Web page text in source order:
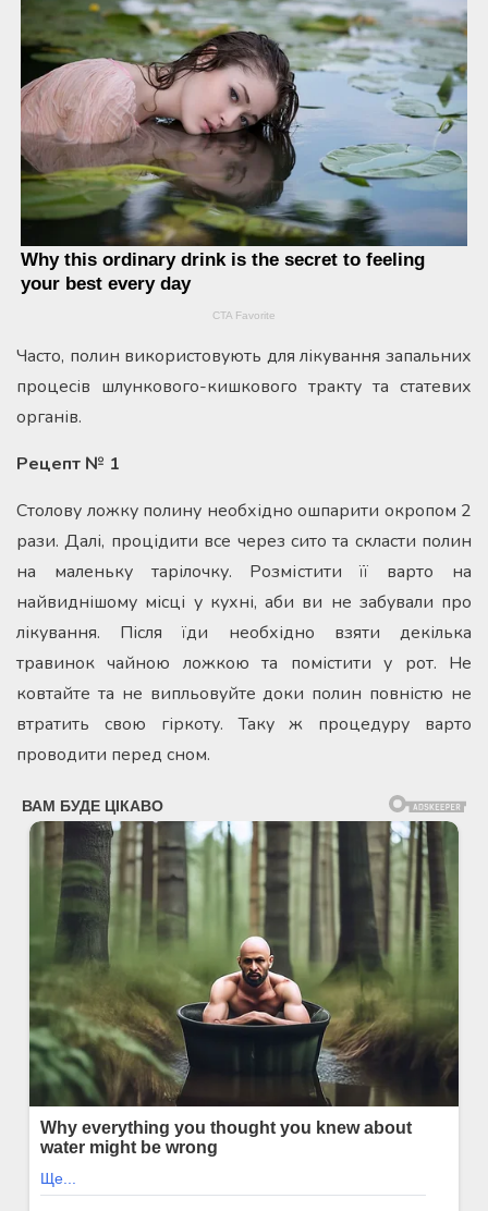
Часто, полин використовують для лікування запальних
процесів шлункового-кишкового тракту та статевих
органів.
Рецепт № 1
Столову ложку полину необхідно ошпарити окропом 2
рази. Далі, процідити все через сито та скласти полин
на маленьку тарілочку. Розмістити її варто на
найвиднішому місці у кухні, аби ви не забували про
лікування. Після їди необхідно взяти декілька
травинок чайною ложкою та помістити у рот. Не
ковтайте та не випльовуйте доки полин повністю не
втратить свою гіркоту. Таку ж процедуру варто
проводити перед сном.